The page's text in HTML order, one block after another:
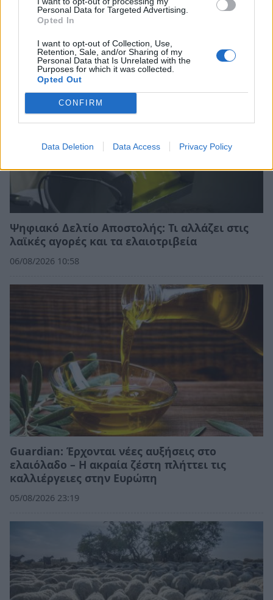
Personal Data for Targeted Advertising.
Opted In
I want to opt-out of Collection, Use,
Retention, Sale, and/or Sharing of my
Personal Data that Is Unrelated with the
Purposes for which it was collected.
Opted Out
CONFIRM
Data Deletion Data Access Privacy Policy
Σχετικά Άρθρα
Ψηφιακό Δελτίο Αποστολής: Τι αλλάζει στις
λαϊκές αγορές και τα ελαιοτριβεία
06/08/2026 10:58
Guardian: Έρχονται νέες αυξήσεις στο
ελαιόλαδο – Η ακραία ζέστη πλήττει τις
καλλιέργειες στην Ευρώπη
05/08/2026 23:19